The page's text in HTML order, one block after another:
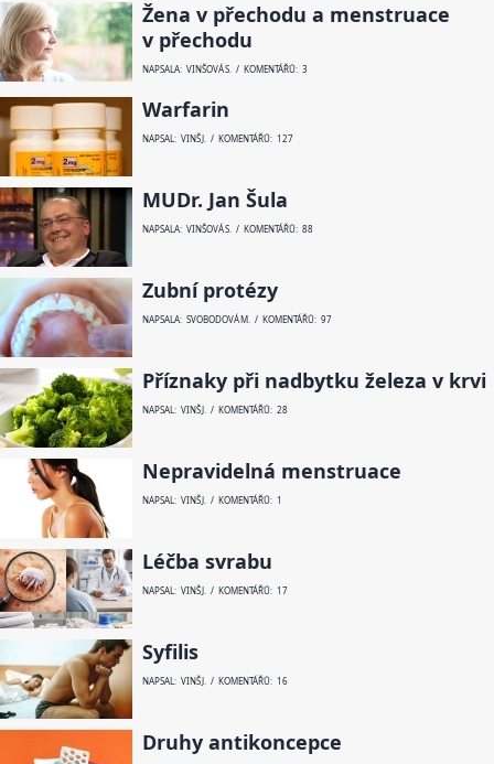
Žena v přechodu a menstruace
v přechodu
NAPSALA: VINŠOVÁ S. / KOMENTÁŘŮ: 3
Warfarin
NAPSAL: VINŠ J. / KOMENTÁŘŮ: 127
MUDr. Jan Šula
NAPSALA: VINŠOVÁ S. / KOMENTÁŘŮ: 88
Zubní protézy
NAPSALA: SVOBODOVÁ M. / KOMENTÁŘŮ: 97
Příznaky při nadbytku železa v krvi
NAPSAL: VINŠ J. / KOMENTÁŘŮ: 28
Nepravidelná menstruace
NAPSAL: VINŠ J. / KOMENTÁŘŮ: 1
Léčba svrabu
NAPSAL: VINŠ J. / KOMENTÁŘŮ: 17
Syfilis
NAPSAL: VINŠ J. / KOMENTÁŘŮ: 16
Druhy antikoncepce